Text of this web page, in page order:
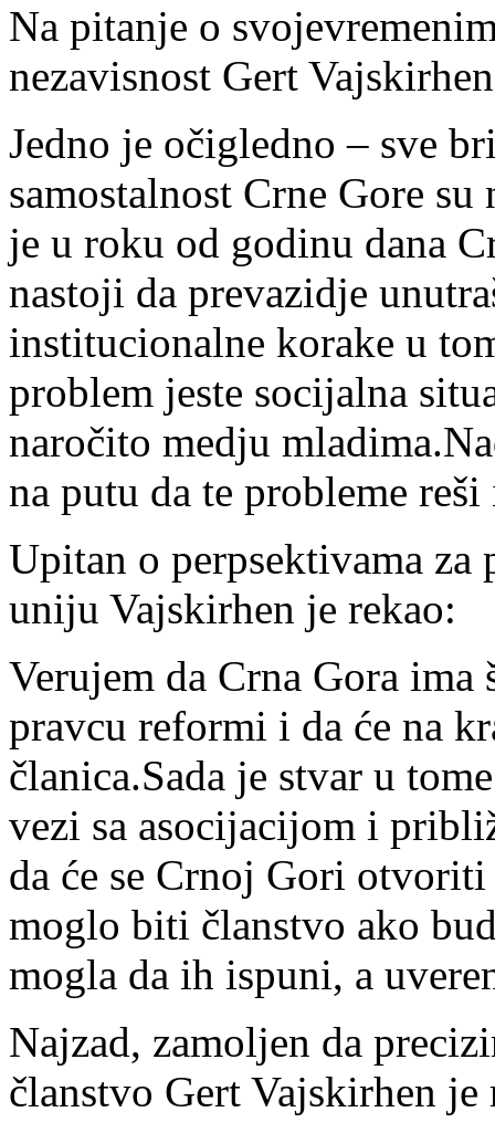
Na pitanje o
nezavisnost Gert
Jedno je očigledno – sve
samostalnost Crne Gore
je u roku od godinu dana
nastoji da prevazidje
institucionalne korake u
problem jeste socijalna
naročito medju
na putu da te probleme reši
Upitan o perpsektivama
uniju Vajskirhen je rekao:
Verujem da Crna Gora ima
pravcu reformi i da će na
članica.Sada je stvar u
vezi sa asocijacijom i
da će se Crnoj Gori
moglo biti članstvo ako
mogla da ih ispuni, a
Najzad, zamoljen da
članstvo Gert Vajskirhen je